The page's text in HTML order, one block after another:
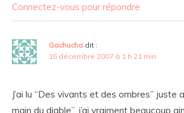
Connectez-vous pour répondre
Gachucha dit :
15 décembre 2007 à 1 h 21 min
J’ai lu “Des vivants et des ombres” juste
main du diable”, j’ai vraiment beaucoup